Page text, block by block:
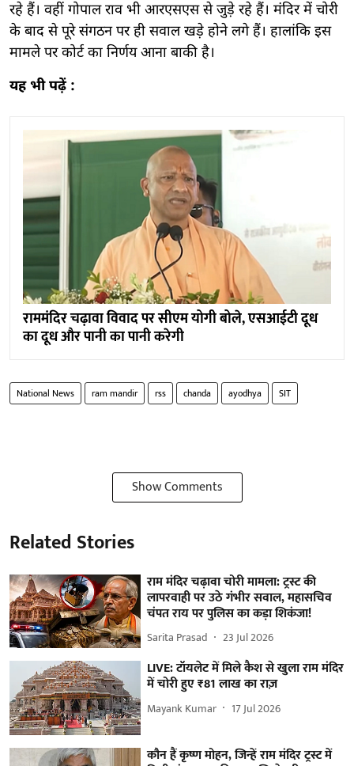
रहे हैं। वहीं गोपाल राव भी आरएसएस से जुड़े रहे हैं। मंदिर में चोरी
के बाद से पूरे संगठन पर ही सवाल खड़े होने लगे हैं। हालांकि इस
मामले पर कोर्ट का निर्णय आना बाकी है।
यह भी पढ़ें :
राममंदिर चढ़ावा विवाद पर सीएम योगी बोले, एसआईटी दूध
का दूध और पानी का पानी करेगी
National News ram mandir rss chanda ayodhya SIT
Show Comments
Related Stories
राम मंदिर चढ़ावा चोरी मामला: ट्रस्ट की
लापरवाही पर उठे गंभीर सवाल, महासचिव
चंपत राय पर पुलिस का कड़ा शिकंजा!
Sarita Prasad 23 Jul 2026
LIVE: टॉयलेट में मिले कैश से खुला राम मंदिर
में चोरी हुए ₹81 लाख का राज़
Mayank Kumar 17 Jul 2026
कौन हैं कृष्ण मोहन, जिन्हें राम मंदिर ट्रस्ट में